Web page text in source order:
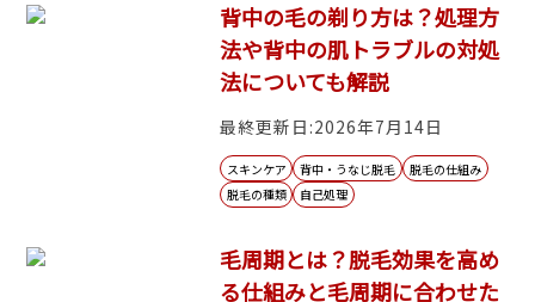
背中の毛の剃り方は？処理方
法や背中の肌トラブルの対処
法についても解説
最終更新日:2026年7月14日
スキンケア 背中・うなじ脱毛
脱毛の仕組み
脱毛の種類
自己処理
毛周期とは？脱毛効果を高め
る仕組みと毛周期に合わせた